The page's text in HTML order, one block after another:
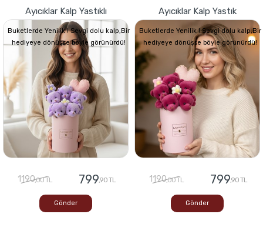
Ayıcıklar Kalp Yastıklı
Buketlerde Yenilik ! Sevgi dolu kalp,Bir
hediyeye dönüşse böyle görünürdü!
1190,00 TL 799,90 TL
Gönder
Ayıcıklar Kalp Yastık
Buketlerde Yenilik ! Sevgi dolu kalp,Bir
hediyeye dönüşse böyle görünürdü!
1190,00 TL 799,90 TL
Gönder